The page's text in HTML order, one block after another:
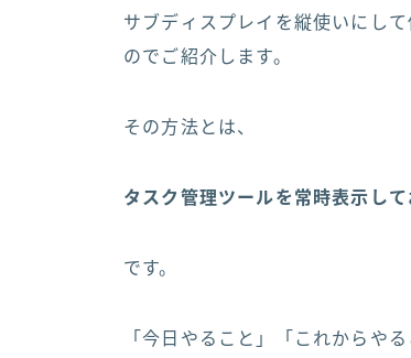
サブディスプレイを縦使いにし
のでご紹介します。
その方法とは、
タスク管理ツールを常時表示して
です。
「今日やること」「これからや